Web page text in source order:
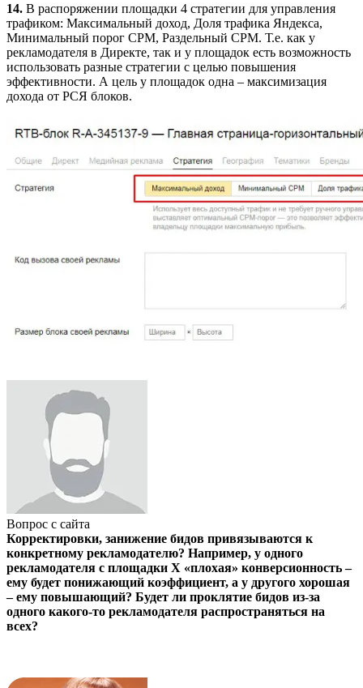
14. В распоряжении площадки 4 стратегии для управления
трафиком: Максимальный доход, Доля трафика Яндекса,
Минимальный порог CPM, Раздельный CPM. Т.е. как у
рекламодателя в Директе, так и у площадок есть возможность
использовать разные стратегии с целью повышения
эффективности. А цель у площадок одна – максимизация
дохода от РСЯ блоков.
Вопрос с сайта
Корректировки, занижение бидов привязываются к
конкретному рекламодателю? Например, у одного
рекламодателя с площадки Х «плохая» конверсионность –
ему будет понижающий коэффициент, а у другого хорошая
– ему повышающий? Будет ли проклятие бидов из-за
одного какого-то рекламодателя распространяться на
всех?